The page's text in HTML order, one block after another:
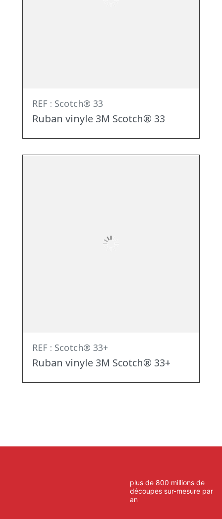
REF : Scotch® 33
Ruban vinyle 3M Scotch® 33
REF : Scotch® 33+
Ruban vinyle 3M Scotch® 33+
plus de 800 millions de
découpes sur-mesure par
an